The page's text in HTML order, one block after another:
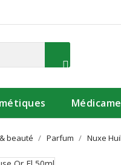
beauté Parfum Nuxe